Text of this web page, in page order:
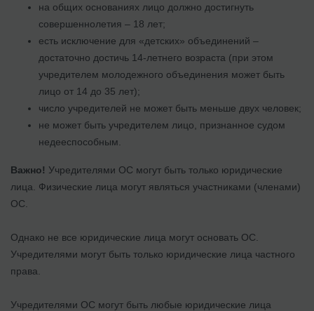
на общих основаниях лицо должно достигнуть
совершеннолетия – 18 лет;
есть исключение для «детских» объединений –
достаточно достичь 14-летнего возраста (при этом
учредителем молодежного объединения может быть
лицо от 14 до 35 лет);
число учредителей не может быть меньше двух человек;
не может быть учредителем лицо, признанное судом
недееспособным.
Важно! Учредителями ОС могут быть только юридические
лица. Физические лица могут являться участниками (членами)
ОС.
Однако не все юридические лица могут основать ОС.
Учредителями могут быть только юридические лица частного
права.
Учредителями ОС могут быть любые юридические лица